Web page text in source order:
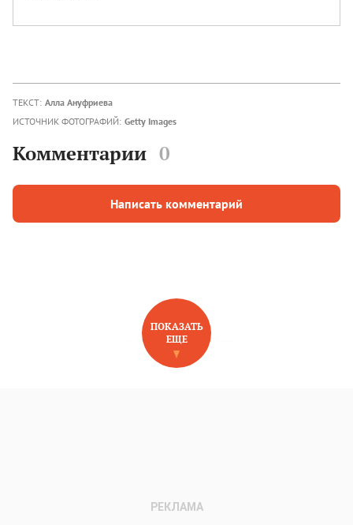
ТЕКСТ: Алла Ануфриева
ИСТОЧНИК ФОТОГРАФИЙ: Getty Images
Комментарии 0
Написать комментарий
НОВОЕ НА САЙТЕ
ПОКАЗАТЬ
ЕЩЕ